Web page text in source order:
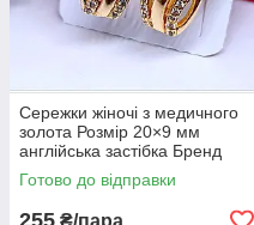
Сережки жіночі з медичного
золота Розмір 20×9 мм
англійська застібка Бренд
Xuping 6136
Готово до відправки
₴/пара